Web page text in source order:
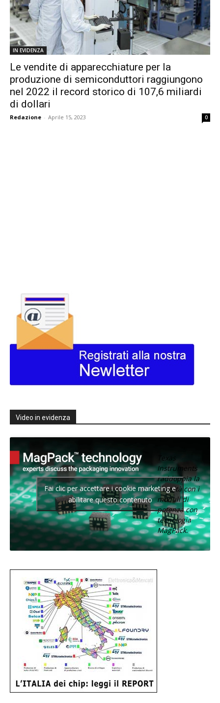
IN EVIDENZA
Le vendite di apparecchiature per la
produzione di semiconduttori raggiungono
nel 2022 il record storico di 107,6 miliardi
di dollari
Redazione - Aprile 15, 2023 0
Video in evidenza
Texas
Instruments
raddoppia la
densità con i
moduli di
potenza con
tecnologia
MagPack.
Fai clic per accettare i cookie marketing e
abilitare questo contenuto